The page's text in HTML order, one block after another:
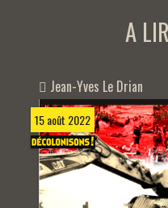
A
Jean-Yves Le Drian
15 août 2022